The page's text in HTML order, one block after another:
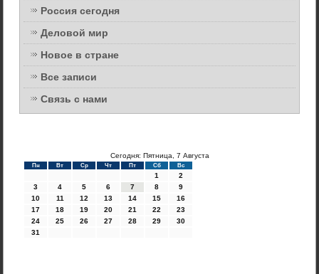
Россия сегодня
Деловой мир
Новое в стране
Все записи
Связь с нами
Сегодня: Пятница, 7 Августа
Пн Вт Ср Чт Пт Сб Вс
1
2
3
4 5 6 7 8
9
10
11 12 13 14 15
16
17
18 19 20 21 22
23
24
25 26 27 28 29
30
31